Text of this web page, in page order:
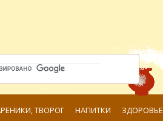
ТВОРОГ НАПИТКИ ЗДОРОВЬЕ